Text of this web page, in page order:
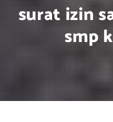
surat izin
smp